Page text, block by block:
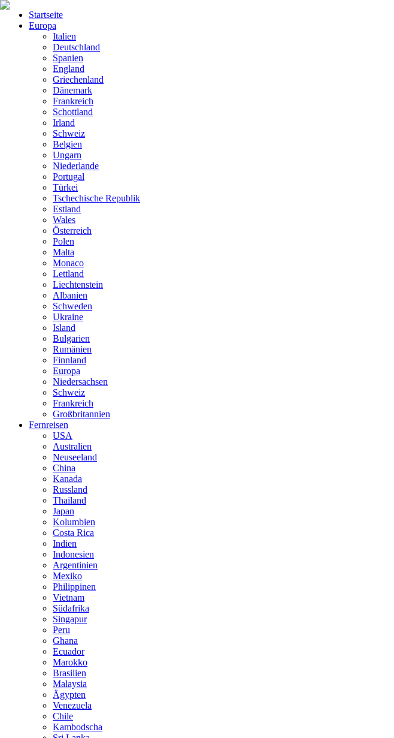
Startseite
Europa
Italien
Deutschland
Spanien
England
Griechenland
Dänemark
Frankreich
Schottland
Irland
Schweiz
Belgien
Ungarn
Niederlande
Portugal
Türkei
Tschechische Republik
Estland
Wales
Österreich
Polen
Malta
Monaco
Lettland
Liechtenstein
Albanien
Schweden
Ukraine
Island
Bulgarien
Rumänien
Finnland
Europa
Niedersachsen
Schweiz
Frankreich
Großbritannien
Fernreisen
USA
Australien
Neuseeland
China
Kanada
Russland
Thailand
Japan
Kolumbien
Costa Rica
Indien
Indonesien
Argentinien
Mexiko
Philippinen
Vietnam
Südafrika
Singapur
Peru
Ghana
Ecuador
Marokko
Brasilien
Malaysia
Ägypten
Venezuela
Chile
Kambodscha